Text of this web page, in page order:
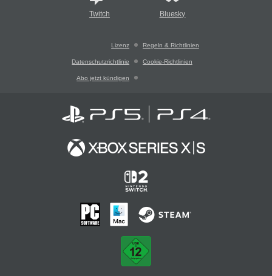
Twitch Bluesky
Lizenz Regeln & Richtlinien
Datenschutzrichtlinie Cookie-Richtlinien
Abo jetzt kündigen